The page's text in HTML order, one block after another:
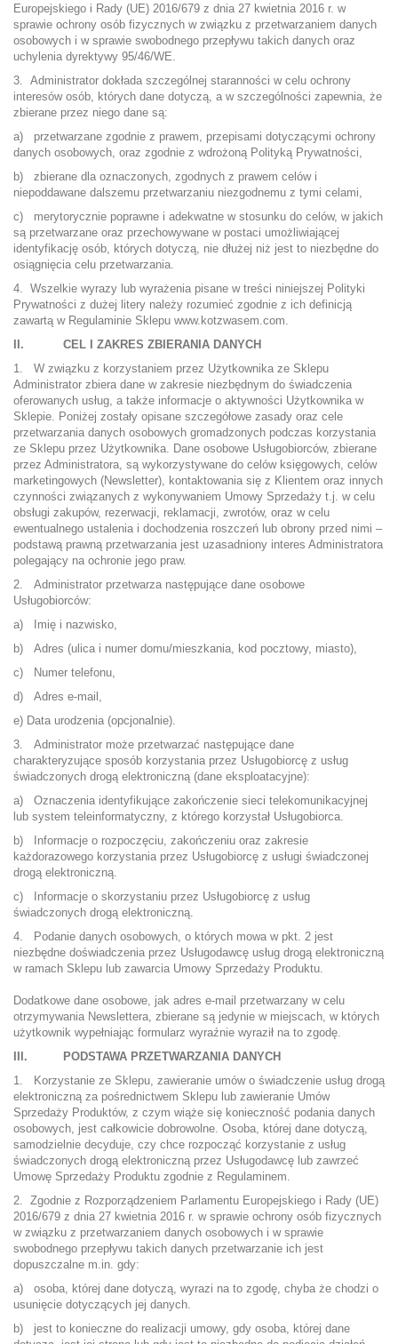
Europejskiego i Rady (UE) 2016/679 z dnia 27 kwietnia 2016 r. w
sprawie ochrony osób fizycznych w związku z przetwarzaniem danych
osobowych i w sprawie swobodnego przepływu takich danych oraz
uchylenia dyrektywy 95/46/WE.
3. Administrator dokłada szczególnej staranności w celu ochrony
interesów osób, których dane dotyczą, a w szczególności zapewnia, że
zbierane przez niego dane są:
a) przetwarzane zgodnie z prawem, przepisami dotyczącymi ochrony
danych osobowych, oraz zgodnie z wdrożoną Polityką Prywatności,
b) zbierane dla oznaczonych, zgodnych z prawem celów i
niepoddawane dalszemu przetwarzaniu niezgodnemu z tymi celami,
c) merytorycznie poprawne i adekwatne w stosunku do celów, w jakich
są przetwarzane oraz przechowywane w postaci umożliwiającej
identyfikację osób, których dotyczą, nie dłużej niż jest to niezbędne do
osiągnięcia celu przetwarzania.
4. Wszelkie wyrazy lub wyrażenia pisane w treści niniejszej Polityki
Prywatności z dużej litery należy rozumieć zgodnie z ich definicją
zawartą w Regulaminie Sklepu www.kotzwasem.com.
II. CEL I ZAKRES ZBIERANIA DANYCH
1. W związku z korzystaniem przez Użytkownika ze Sklepu
Administrator zbiera dane w zakresie niezbędnym do świadczenia
oferowanych usług, a także informacje o aktywności Użytkownika w
Sklepie. Poniżej zostały opisane szczegółowe zasady oraz cele
przetwarzania danych osobowych gromadzonych podczas korzystania
ze Sklepu przez Użytkownika. Dane osobowe Usługobiorców, zbierane
przez Administratora, są wykorzystywane do celów księgowych, celów
marketingowych (Newsletter), kontaktowania się z Klientem oraz innych
czynności związanych z wykonywaniem Umowy Sprzedaży t.j. w celu
obsługi zakupów, rezerwacji, reklamacji, zwrotów, oraz w celu
ewentualnego ustalenia i dochodzenia roszczeń lub obrony przed nimi –
podstawą prawną przetwarzania jest uzasadniony interes Administratora
polegający na ochronie jego praw.
2. Administrator przetwarza następujące dane osobowe
Usługobiorców:
a) Imię i nazwisko,
b) Adres (ulica i numer domu/mieszkania, kod pocztowy, miasto),
c) Numer telefonu,
d) Adres e-mail,
e) Data urodzenia (opcjonalnie).
3. Administrator może przetwarzać następujące dane
charakteryzujące sposób korzystania przez Usługobiorcę z usług
świadczonych drogą elektroniczną (dane eksploatacyjne):
a) Oznaczenia identyfikujące zakończenie sieci telekomunikacyjnej
lub system teleinformatyczny, z którego korzystał Usługobiorca.
b) Informacje o rozpoczęciu, zakończeniu oraz zakresie
każdorazowego korzystania przez Usługobiorcę z usługi świadczonej
drogą elektroniczną.
c) Informacje o skorzystaniu przez Usługobiorcę z usług
świadczonych drogą elektroniczną.
4. Podanie danych osobowych, o których mowa w pkt. 2 jest
niezbędne doświadczenia przez Usługodawcę usług drogą elektroniczną
w ramach Sklepu lub zawarcia Umowy Sprzedaży Produktu.
Dodatkowe dane osobowe, jak adres e-mail przetwarzany w celu
otrzymywania Newslettera, zbierane są jedynie w miejscach, w których
użytkownik wypełniając formularz wyraźnie wyraził na to zgodę.
III. PODSTAWA PRZETWARZANIA DANYCH
1. Korzystanie ze Sklepu, zawieranie umów o świadczenie usług drogą
elektroniczną za pośrednictwem Sklepu lub zawieranie Umów
Sprzedaży Produktów, z czym wiąże się konieczność podania danych
osobowych, jest całkowicie dobrowolne. Osoba, której dane dotyczą,
samodzielnie decyduje, czy chce rozpocząć korzystanie z usług
świadczonych drogą elektroniczną przez Usługodawcę lub zawrzeć
Umowę Sprzedaży Produktu zgodnie z Regulaminem.
2. Zgodnie z Rozporządzeniem Parlamentu Europejskiego i Rady (UE)
2016/679 z dnia 27 kwietnia 2016 r. w sprawie ochrony osób fizycznych
w związku z przetwarzaniem danych osobowych i w sprawie
swobodnego przepływu takich danych przetwarzanie ich jest
dopuszczalne m.in. gdy:
a) osoba, której dane dotyczą, wyrazi na to zgodę, chyba że chodzi o
usunięcie dotyczących jej danych.
b) jest to konieczne do realizacji umowy, gdy osoba, której dane